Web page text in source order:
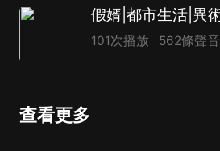
101次播放 562條聲音
查看更多